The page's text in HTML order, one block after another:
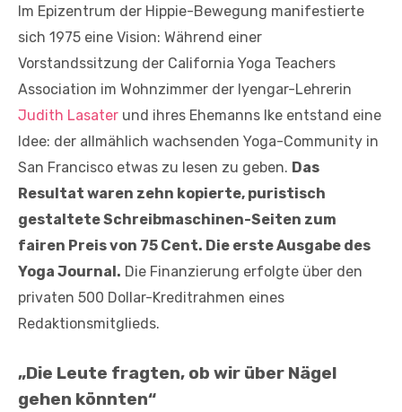
Im Epizentrum der Hippie-Bewegung manifestierte
sich 1975 eine Vision: Während einer
Vorstandssitzung der California Yoga Teachers
Association im Wohnzimmer der Iyengar-Lehrerin
Judith Lasater und ihres Ehemanns Ike entstand eine
Idee: der allmählich wachsenden Yoga-Community in
San Francisco etwas zu lesen zu geben. Das
Resultat waren zehn kopierte, puristisch
gestaltete Schreibmaschinen-Seiten zum
fairen Preis von 75 Cent. Die erste Ausgabe des
Yoga Journal. Die Finanzierung erfolgte über den
privaten 500 Dollar-Kreditrahmen eines
Redaktionsmitglieds.
„Die Leute fragten, ob wir über Nägel
gehen könnten“